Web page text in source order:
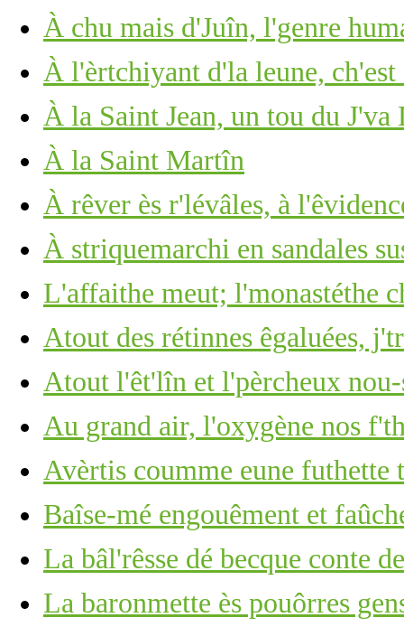
À chu mais d'Juîn, l'genre
À l'èrtchiyant d'la leune, ch'est
À la Saint Jean, un tou du
À la Saint Martîn
À rêver ès r'lévâles, à
À striquemarchi en sandales
L'affaithe meut; l'monastéthe
Atout des rétinnes êgaluées,
Atout l'êt'lîn et l'pèrcheux
Au grand air, l'oxygène nos
Avèrtis coumme eune futhette
Baîse-mé engouêment et
La bâl'rêsse dé becque conte
La baronmette ès pouôrres